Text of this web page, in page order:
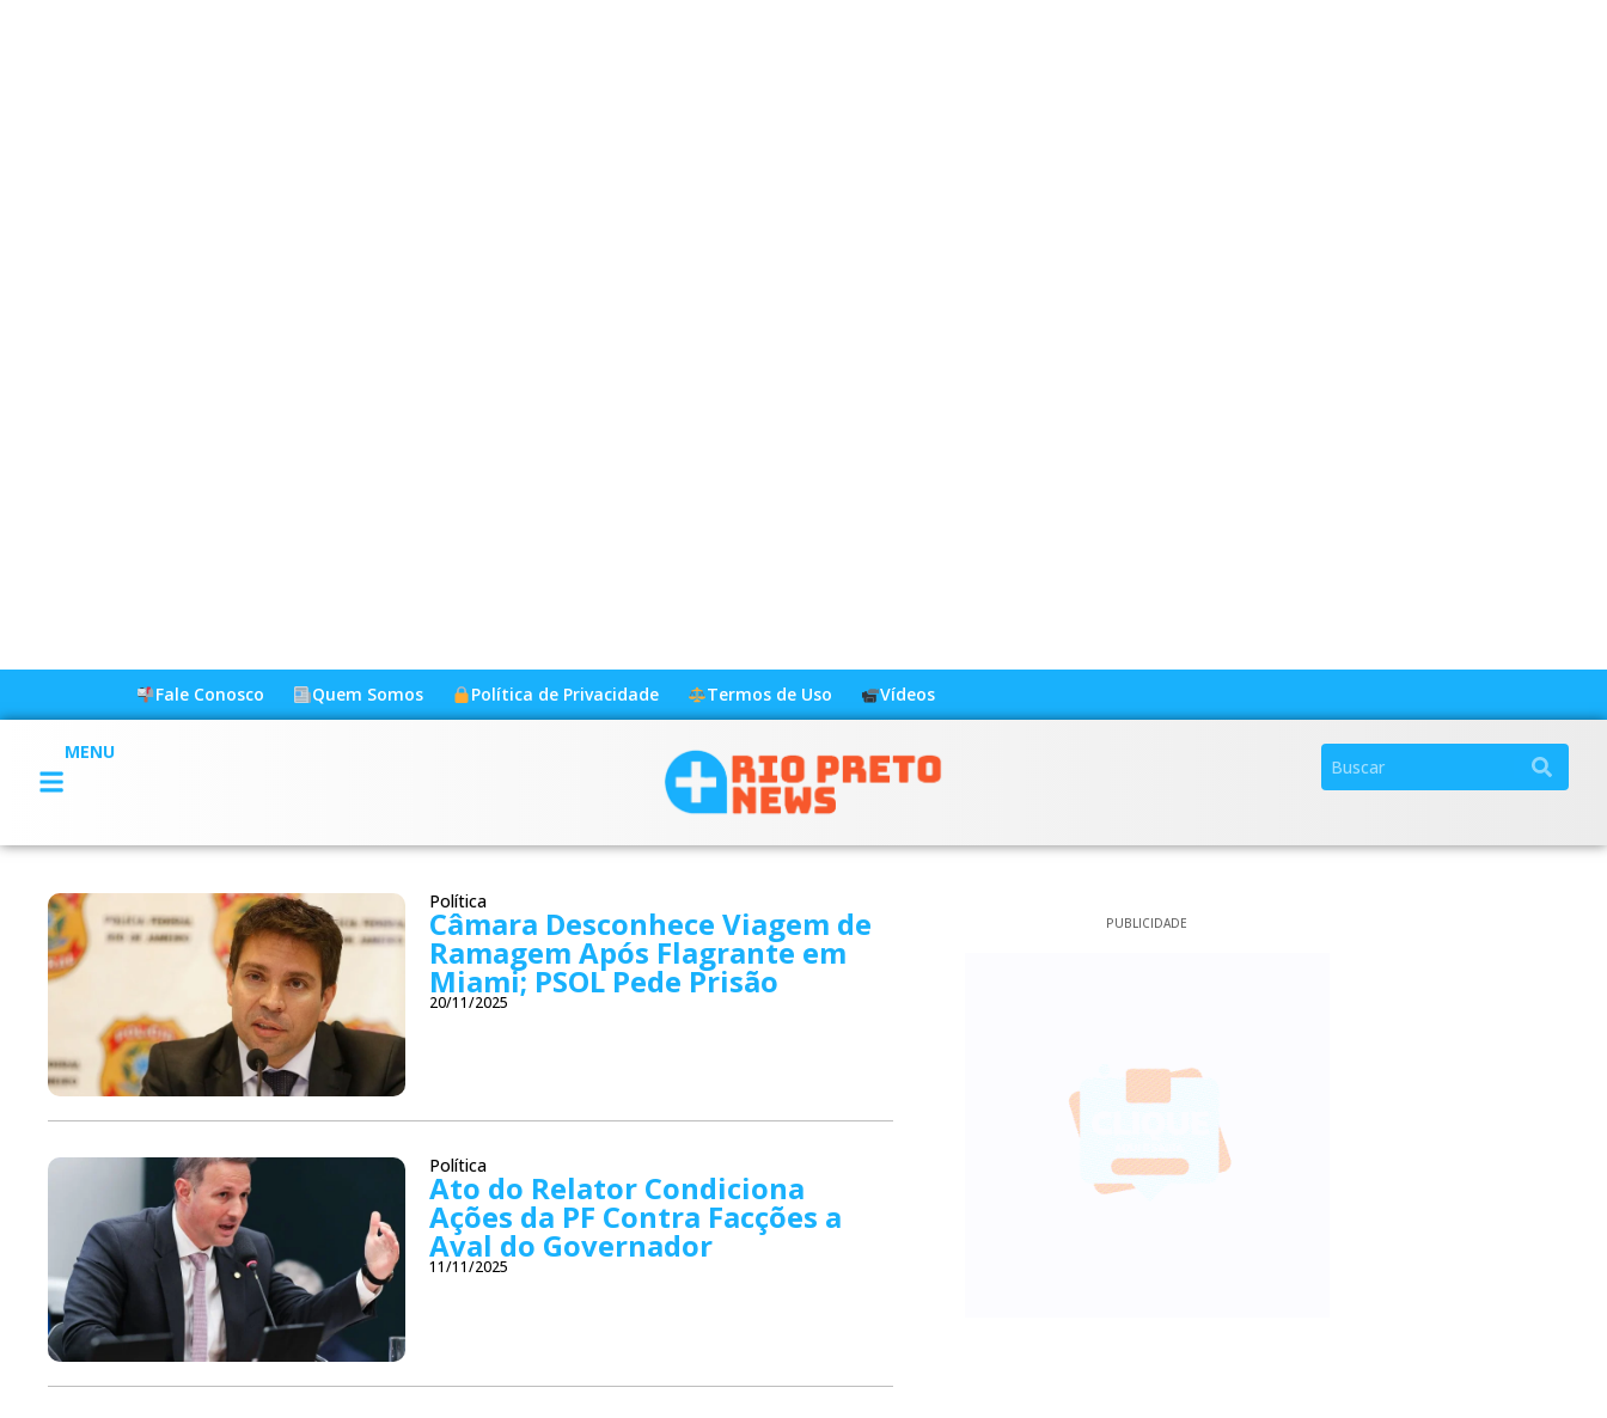
Fale Conosco Quem Somos Política de Privacidade Termos de Uso Vídeos
MENU
Política
Câmara Desconhece Viagem de
Ramagem Após Flagrante em
Miami; PSOL Pede Prisão
20/11/2025
Política
Ato do Relator Condiciona
Ações da PF Contra Facções a
Aval do Governador
11/11/2025
PUBLICIDADE